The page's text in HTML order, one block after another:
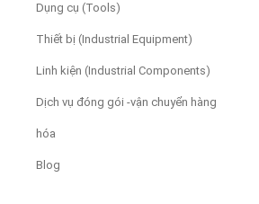
Dụng cụ (Tools)
Thiết bị (Industrial Equipment)
Linh kiện (Industrial Components)
Dịch vụ đóng gói -vận chuyển hàng
hóa
Blog